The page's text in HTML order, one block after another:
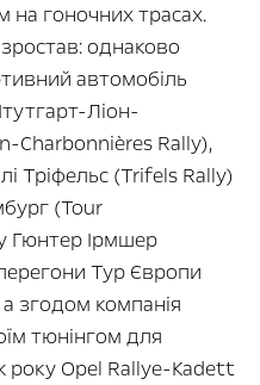
на гоночних трасах.
однаково
автомобіль
Ліон-
Rally),
Тріфельс (Trifels Rally)
(Tour
Гюнтер Ірмшер
Тур Європи
а згодом компанія
тюнінгом для
року Opel Rallye-Kadett